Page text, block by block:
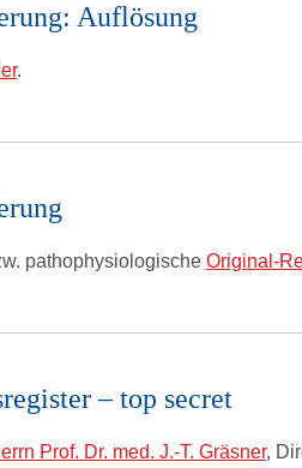
Auflösung
.
pathophysiologische Original-
– top secret
Prof. Dr. med. J.-T. Gräsner,